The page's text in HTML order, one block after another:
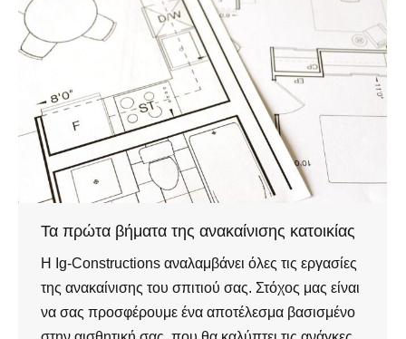
Τα πρώτα βήματα της ανακαίνισης κατοικίας
Η Ig-Constructions αναλαμβάνει όλες τις εργασίες
της ανακαίνισης του σπιτιού σας. Στόχος μας είναι
να σας προσφέρουμε ένα αποτέλεσμα βασισμένο